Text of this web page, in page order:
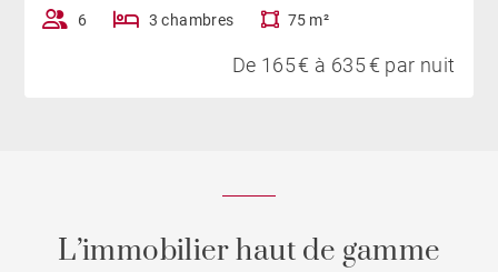
6 3 chambres 75 m²
De 165 € à 635 € par nuit
L’immobilier haut de gamme